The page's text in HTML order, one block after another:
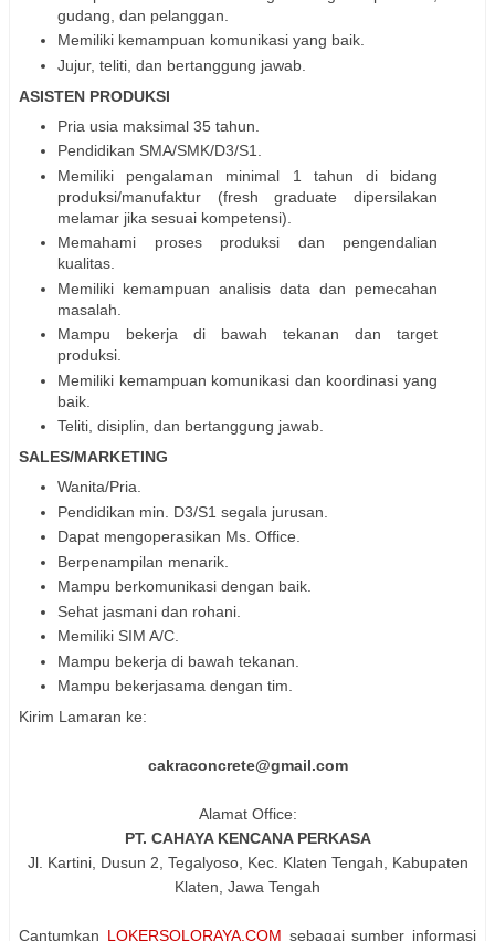
gudang, dan pelanggan.
Memiliki kemampuan komunikasi yang baik.
Jujur, teliti, dan bertanggung jawab.
ASISTEN PRODUKSI
Pria usia maksimal 35 tahun.
Pendidikan SMA/SMK/D3/S1.
Memiliki pengalaman minimal 1 tahun di bidang
produksi/manufaktur (fresh graduate dipersilakan
melamar jika sesuai kompetensi).
Memahami proses produksi dan pengendalian
kualitas.
Memiliki kemampuan analisis data dan pemecahan
masalah.
Mampu bekerja di bawah tekanan dan target
produksi.
Memiliki kemampuan komunikasi dan koordinasi yang
baik.
Teliti, disiplin, dan bertanggung jawab.
SALES/MARKETING
Wanita/Pria.
Pendidikan min. D3/S1 segala jurusan.
Dapat mengoperasikan Ms. Office.
Berpenampilan menarik.
Mampu berkomunikasi dengan baik.
Sehat jasmani dan rohani.
Memiliki SIM A/C.
Mampu bekerja di bawah tekanan.
Mampu bekerjasama dengan tim.
Kirim Lamaran ke:
cakraconcrete@gmail.com
Alamat Office:
PT. CAHAYA KENCANA PERKASA
Jl. Kartini, Dusun 2, Tegalyoso, Kec. Klaten Tengah, Kabupaten
Klaten, Jawa Tengah
Cantumkan LOKERSOLORAYA.COM sebagai sumber informasi